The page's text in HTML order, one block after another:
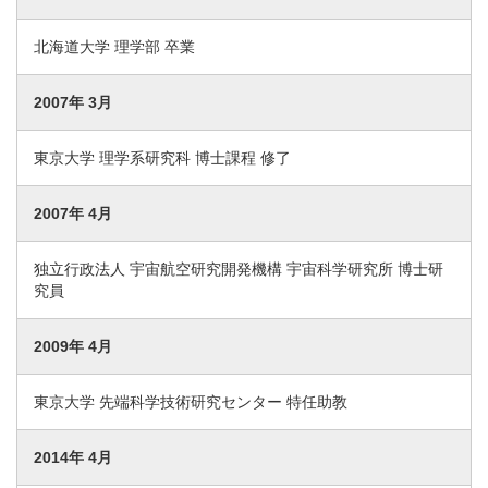
北海道大学 理学部 卒業
2007年 3月
東京大学 理学系研究科 博士課程 修了
2007年 4月
独立行政法人 宇宙航空研究開発機構 宇宙科学研究所 博士研
究員
2009年 4月
東京大学 先端科学技術研究センター 特任助教
2014年 4月